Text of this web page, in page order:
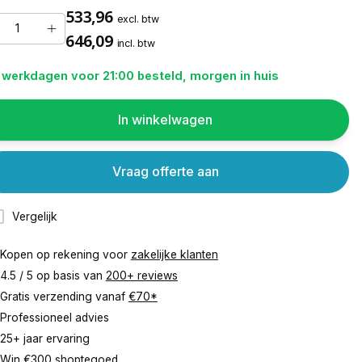
533,96 excl. btw
646,09 incl. btw
werkdagen voor 21:00 besteld, morgen in huis
In winkelwagen
Vergelijk
Vraag offerte aan
Kopen op rekening voor zakelijke klanten
4.5 / 5 op basis van 200+ reviews
Gratis verzending vanaf €70*
Professioneel advies
25+ jaar ervaring